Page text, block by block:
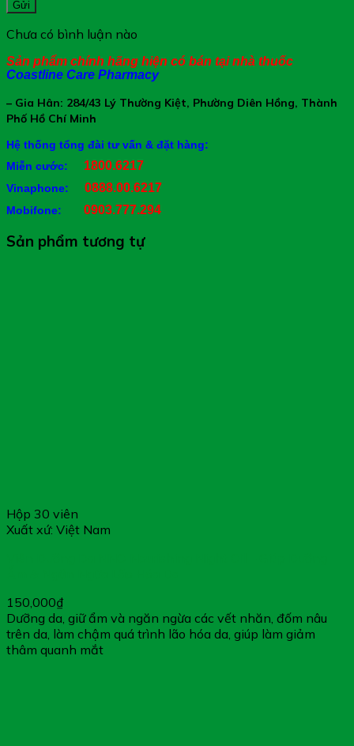
Gửi
Chưa có bình luận nào
Sản phẩm chính hãng hiện có bán tại nhà thuốc
Coastline Care Pharmacy
– Gia Hân: 284/43 Lý Thường Kiệt, Phường Diên Hồng, Thành
Phố Hồ Chí Minh
Hệ thống tổng đài tư vấn & đặt hàng:
Miễn cước: 1800.6217
Vinaphone: 0888.00.6217
Mobifone: 0903.777.294
Sản phẩm tương tự
Hộp 30 viên
Xuất xứ: Việt Nam
150,000₫
Dưỡng da, giữ ẩm và ngăn ngừa các vết nhăn, đốm nâu
trên da, làm chậm quá trình lão hóa da, giúp làm giảm
thâm quanh mắt